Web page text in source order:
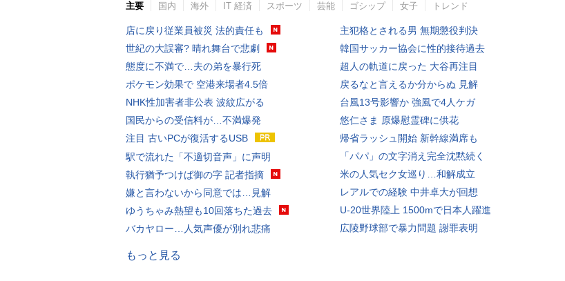
主要 国内 海外 IT 経済 スポーツ 芸能 ゴシップ 女子 トレンド
店に戻り従業員被災 法的責任も
世紀の大誤審? 晴れ舞台で悲劇
態度に不満で…夫の弟を暴行死
ポケモン効果で 空港来場者4.5倍
NHK性加害者非公表 波紋広がる
国民からの受信料が…不満爆発
注目 古いPCが復活するUSB
駅で流れた「不適切音声」に声明
執行猶予つけば御の字 記者指摘
嫌と言わないから同意では…見解
ゆうちゃみ熱望も10回落ちた過去
バカヤロー…人気声優が別れ悲痛
主犯格とされる男 無期懲役判決
韓国サッカー協会に性的接待過去
超人の軌道に戻った 大谷再注目
戻るなと言えるか分からぬ 見解
台風13号影響か 強風で4人ケガ
悠仁さま 原爆慰霊碑に供花
帰省ラッシュ開始 新幹線満席も
「パパ」の文字消え完全沈黙続く
米の人気セク女巡り…和解成立
レアルでの経験 中井卓大が回想
U-20世界陸上 1500mで日本人躍進
広陵野球部で暴力問題 謝罪表明
もっと見る